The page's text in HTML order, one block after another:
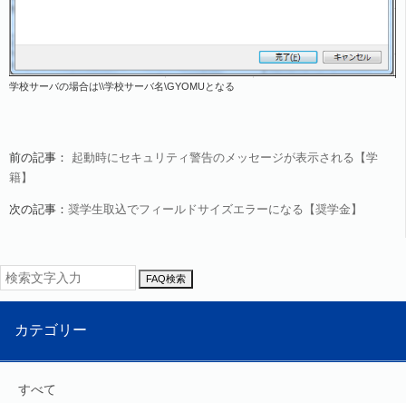
学校サーバの場合は\\学校サーバ名\GYOMUとなる
前の記事： 起動時にセキュリティ警告のメッセージが表示される【学
籍】
次の記事： 奨学生取込でフィールドサイズエラーになる【奨学金】
FAQ検索
カテゴリー
すべて